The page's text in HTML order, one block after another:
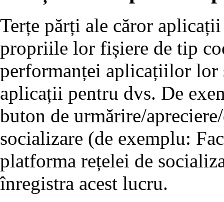
Terțe părți ale căror
propriile lor fișiere de tip
performanței aplicațiilor lor
aplicații pentru dvs. De
buton de urmărire/
socializare (de exemplu:
platforma rețelei de
înregistra acest lucru.